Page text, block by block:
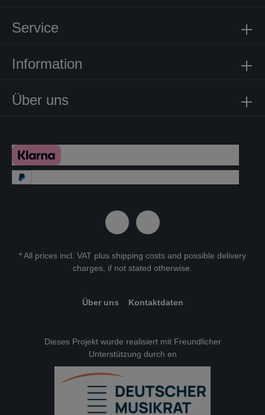
Über uns
Service
Information
* All prices incl. VAT plus shipping costs and possible delivery
charges, if not stated otherwise.
Über uns Kontaktdaten
Dieses Projekt wurde realisiert mit Freundlicher
Unterstützung durch en